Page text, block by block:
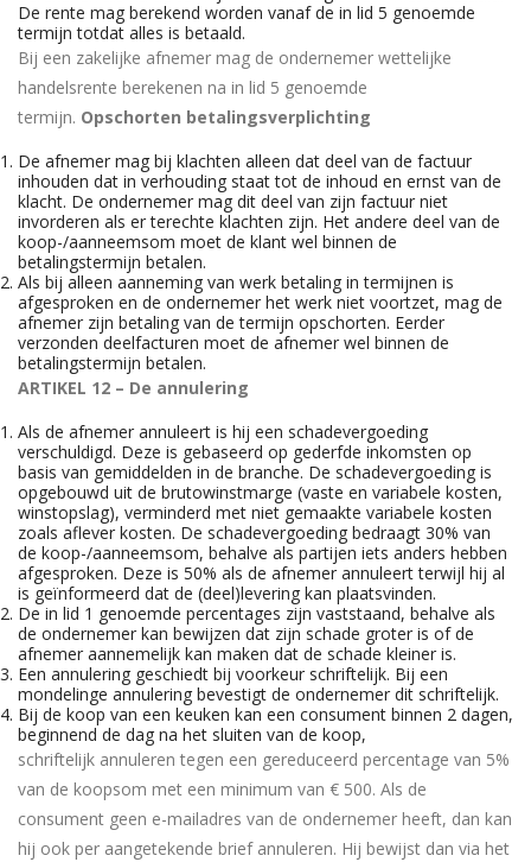
De rente mag berekend worden vanaf de in lid 5 genoemde
termijn totdat alles is betaald.
Bij een zakelijke afnemer mag de ondernemer wettelijke
handelsrente berekenen na in lid 5 genoemde
termijn. Opschorten betalingsverplichting
De afnemer mag bij klachten alleen dat deel van de factuur
inhouden dat in verhouding staat tot de inhoud en ernst van de
klacht. De ondernemer mag dit deel van zijn factuur niet
invorderen als er terechte klachten zijn. Het andere deel van de
koop-/aanneemsom moet de klant wel binnen de
betalingstermijn betalen.
Als bij alleen aanneming van werk betaling in termijnen is
afgesproken en de ondernemer het werk niet voortzet, mag de
afnemer zijn betaling van de termijn opschorten. Eerder
verzonden deelfacturen moet de afnemer wel binnen de
betalingstermijn betalen.
ARTIKEL 12 – De annulering
Als de afnemer annuleert is hij een schadevergoeding
verschuldigd. Deze is gebaseerd op gederfde inkomsten op
basis van gemiddelden in de branche. De schadevergoeding is
opgebouwd uit de brutowinstmarge (vaste en variabele kosten,
winstopslag), verminderd met niet gemaakte variabele kosten
zoals aflever kosten. De schadevergoeding bedraagt 30% van
de koop-/aanneemsom, behalve als partijen iets anders hebben
afgesproken. Deze is 50% als de afnemer annuleert terwijl hij al
is geïnformeerd dat de (deel)levering kan plaatsvinden.
De in lid 1 genoemde percentages zijn vaststaand, behalve als
de ondernemer kan bewijzen dat zijn schade groter is of de
afnemer aannemelijk kan maken dat de schade kleiner is.
Een annulering geschiedt bij voorkeur schriftelijk. Bij een
mondelinge annulering bevestigt de ondernemer dit schriftelijk.
Bij de koop van een keuken kan een consument binnen 2 dagen,
beginnend de dag na het sluiten van de koop,
schriftelijk annuleren tegen een gereduceerd percentage van 5%
van de koopsom met een minimum van € 500. Als de
consument geen e-mailadres van de ondernemer heeft, dan kan
hij ook per aangetekende brief annuleren. Hij bewijst dan via het